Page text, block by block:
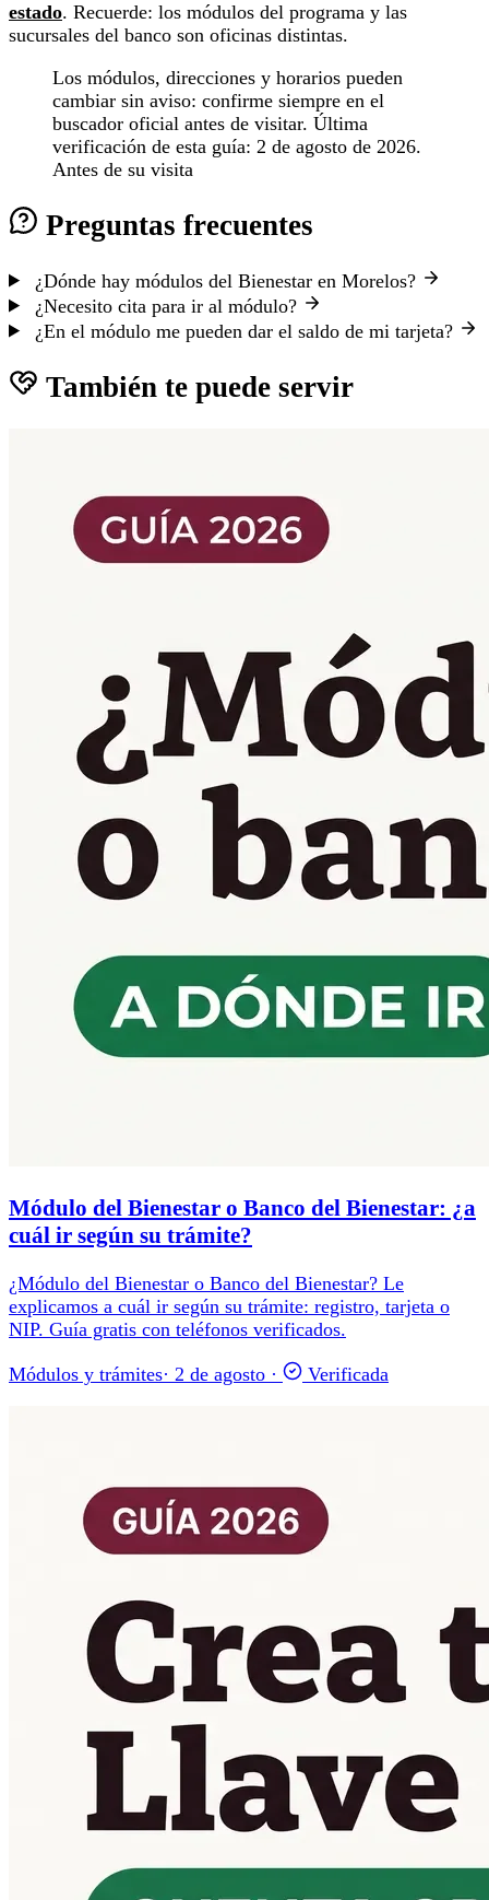
estado. Recuerde: los módulos del programa y las
sucursales del banco son oficinas distintas.
Los módulos, direcciones y horarios pueden
cambiar sin aviso: confirme siempre en el
buscador oficial antes de visitar. Última
verificación de esta guía: 2 de agosto de 2026.
Antes de su visita
Preguntas frecuentes
¿Dónde hay módulos del Bienestar en Morelos?
¿Necesito cita para ir al módulo?
¿En el módulo me pueden dar el saldo de mi tarjeta?
También te puede servir
Módulo del Bienestar o Banco del Bienestar: ¿a
cuál ir según su trámite?
¿Módulo del Bienestar o Banco del Bienestar? Le
explicamos a cuál ir según su trámite: registro, tarjeta o
NIP. Guía gratis con teléfonos verificados.
Módulos y trámites· 2 de agosto · Verificada